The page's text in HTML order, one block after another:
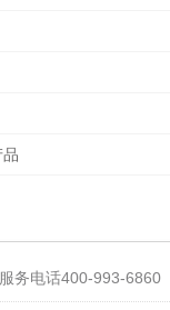
务电话400-993-6860